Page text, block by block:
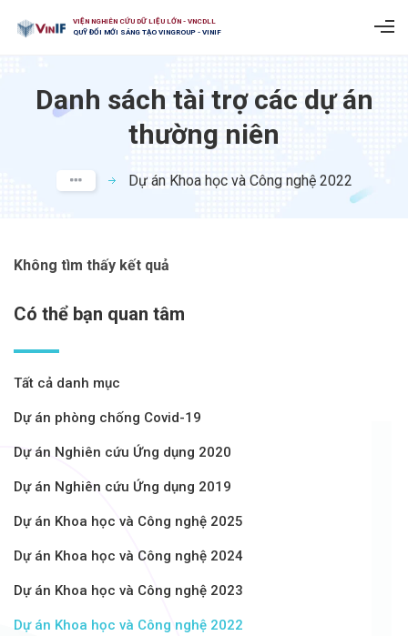
VIỆN NGHIÊN CỨU DỮ LIỆU LỚN - VNCDLL
QUỸ ĐỔI MỚI SÁNG TẠO VINGROUP - VINIF
Danh sách tài trợ các dự án
thường niên
Dự án Khoa học và Công nghệ 2022
Không tìm thấy kết quả
Có thể bạn quan tâm
Tất cả danh mục
Dự án phòng chống Covid-19
Dự án Nghiên cứu Ứng dụng 2020
Dự án Nghiên cứu Ứng dụng 2019
Dự án Khoa học và Công nghệ 2025
Dự án Khoa học và Công nghệ 2024
Dự án Khoa học và Công nghệ 2023
Dự án Khoa học và Công nghệ 2022